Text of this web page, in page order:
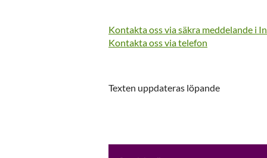
Kontakta oss via säkra meddelande i
Kontakta oss via telefon
Texten uppdateras löpande